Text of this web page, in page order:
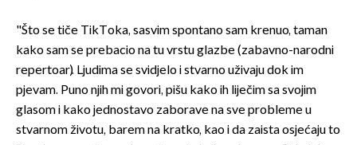
"Što se tiče TikToka, sasvim spontano sam krenuo, taman
kako sam se prebacio na tu vrstu glazbe (zabavno-narodni
repertoar). Ljudima se svidjelo i stvarno uživaju dok im
pjevam. Puno njih mi govori, pišu kako ih liječim sa svojim
glasom i kako jednostavo zaborave na sve probleme u
stvarnom životu, barem na kratko, kao i da zaista osjećaju to